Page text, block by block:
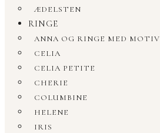
ÆDELSTEN
RINGE
ANNA OG RINGE MED MOTIV
CELIA
CELIA PETITE
CHERIE
COLUMBINE
HELENE
IRIS